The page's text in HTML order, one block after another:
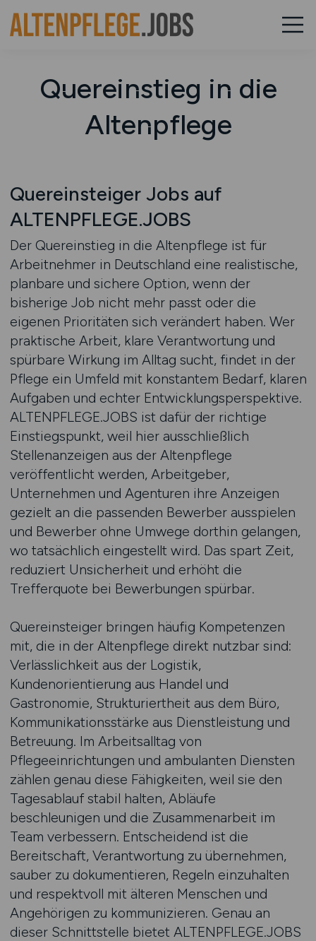
Quereinstieg in die
Altenpflege
Quereinsteiger Jobs auf
ALTENPFLEGE.JOBS
Der Quereinstieg in die Altenpflege ist für
Arbeitnehmer in Deutschland eine realistische,
planbare und sichere Option, wenn der
bisherige Job nicht mehr passt oder die
eigenen Prioritäten sich verändert haben. Wer
praktische Arbeit, klare Verantwortung und
spürbare Wirkung im Alltag sucht, findet in der
Pflege ein Umfeld mit konstantem Bedarf, klaren
Aufgaben und echter Entwicklungsperspektive.
ALTENPFLEGE.JOBS ist dafür der richtige
Einstiegspunkt, weil hier ausschließlich
Stellenanzeigen aus der Altenpflege
veröffentlicht werden, Arbeitgeber,
Unternehmen und Agenturen ihre Anzeigen
gezielt an die passenden Bewerber ausspielen
und Bewerber ohne Umwege dorthin gelangen,
wo tatsächlich eingestellt wird. Das spart Zeit,
reduziert Unsicherheit und erhöht die
Trefferquote bei Bewerbungen spürbar.
Quereinsteiger bringen häufig Kompetenzen
mit, die in der Altenpflege direkt nutzbar sind:
Verlässlichkeit aus der Logistik,
Kundenorientierung aus Handel und
Gastronomie, Strukturiertheit aus dem Büro,
Kommunikationsstärke aus Dienstleistung und
Betreuung. Im Arbeitsalltag von
Pflegeeinrichtungen und ambulanten Diensten
zählen genau diese Fähigkeiten, weil sie den
Tagesablauf stabil halten, Abläufe
beschleunigen und die Zusammenarbeit im
Team verbessern. Entscheidend ist die
Bereitschaft, Verantwortung zu übernehmen,
sauber zu dokumentieren, Regeln einzuhalten
und respektvoll mit älteren Menschen und
Angehörigen zu kommunizieren. Genau an
dieser Schnittstelle bietet ALTENPFLEGE.JOBS